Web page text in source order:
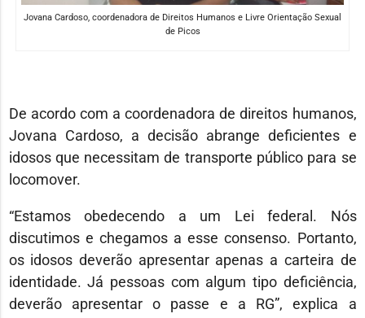
Jovana Cardoso, coordenadora de Direitos Humanos e Livre Orientação Sexual
de Picos
De acordo com a coordenadora de direitos humanos,
Jovana Cardoso, a decisão abrange deficientes e
idosos que necessitam de transporte público para se
locomover.
“Estamos obedecendo a um Lei federal. Nós
discutimos e chegamos a esse consenso. Portanto,
os idosos deverão apresentar apenas a carteira de
identidade. Já pessoas com algum tipo deficiência,
deverão apresentar o passe e a RG”, explica a